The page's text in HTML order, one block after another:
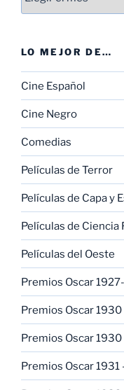
LO MEJOR DE…
Cine Español
Cine Negro
Comedias
Películas de Terror
Películas de Capa y
Películas de Ciencia
Películas del Oeste
Premios Oscar
Premios Oscar 1930
Premios Oscar
Premios Oscar